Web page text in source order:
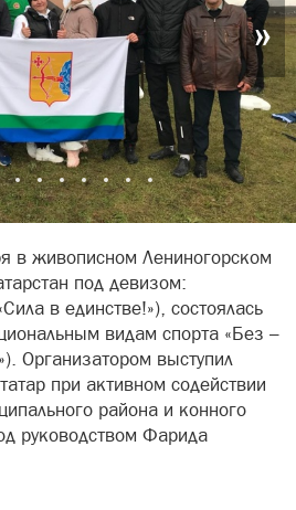
»
в живописном Лениногорском
под девизом:
в единстве!»), состоялась
видам спорта «Без –
Организатором выступил
при активном содействии
района и конного
руководством Фарида